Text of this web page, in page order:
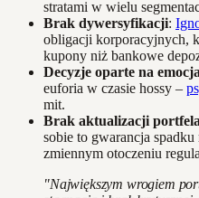
stratami w wielu
Brak dywersyfikacji:
obligacji korporacyjnych,
kupony niż bankowe
Decyzje oparte na
euforia w czasie hossy –
mit.
Brak aktualizacji portfela
sobie to gwarancja
zmiennym otoczeniu
"Największym wrogiem